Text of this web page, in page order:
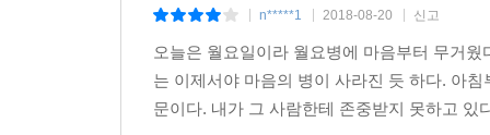
n*****1 2018-08-20 신고
오늘은 월요일이라 월요병에 마음부터 무거
는 이제서야 마음의 병이 사라진 듯 하다. 아
문이다. 내가 그 사람한테 존중받지 못하고